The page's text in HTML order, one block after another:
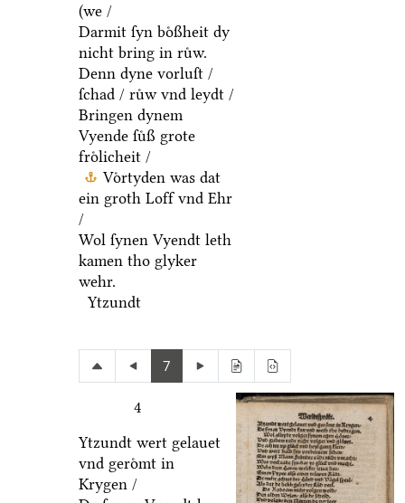
(we /
Darmit ſyn boͤßheit dy
nicht bring in ruͤw.
Denn dyne vorluſt /
ſchad / ruͤw vnd leydt /
Bringen dynem
Vyende ſuͤß grote
froͤlicheit /
Voͤrtyden was dat
ein groth Loff vnd Ehr
/
Wol ſynen Vyendt leth
kamen tho glyker
wehr.
Ytzundt
7
4
Ytzundt wert gelauet
vnd geroͤmt in
Krygen /